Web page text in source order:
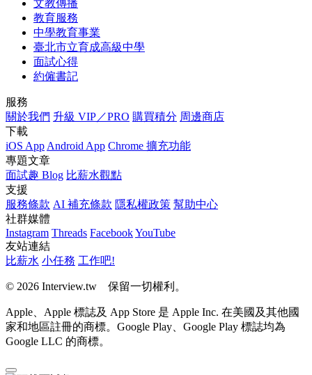
文教傳播
教育服務
中學教育事業
臺北市立育成高級中學
面試心得
約僱書記
服務
關於我們 升級 VIP／PRO 購買積分 周邊商店
下載
iOS App Android App Chrome 擴充功能
專題文章
面試趣 Blog 比薪水觀點
支援
服務條款 AI 補充條款 隱私權政策 幫助中心
社群媒體
Instagram Threads FacebookYouTube
友站連結
比薪水 小任務 工作吧!
© 2026 Interview.tw 保留一切權利。
Apple、Apple 標誌及 App Store 是 Apple Inc. 在美國及其他國
家和地區註冊的商標。Google Play、Google Play 標誌均為
Google LLC 的商標。